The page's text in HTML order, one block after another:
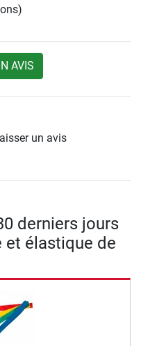
AVIS
un avis
derniers jours
et élastique de